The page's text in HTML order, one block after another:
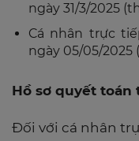
ngày 31/3/2025
Cá nhân trực
ngày 05/05/
Hồ sơ quyết toán
Đối với cá nhân